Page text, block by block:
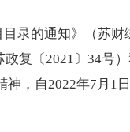
录的通知》（苏财
政复〔2021 〕 34号
神，自2022年7 月 1